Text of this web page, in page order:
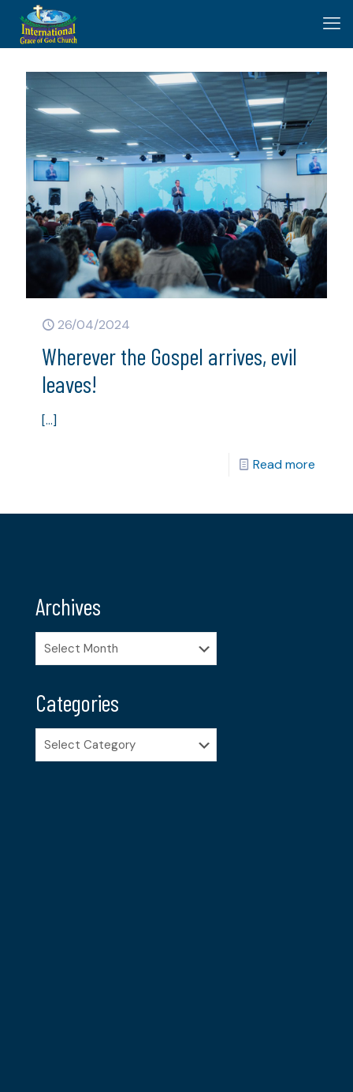
26/04/2024
Wherever the Gospel arrives, evil
leaves!
[…]
Read more
Archives
Archives
Categories
Categories